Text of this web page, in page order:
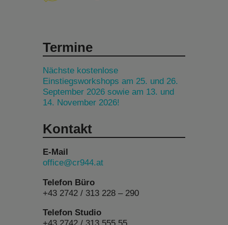
Termine
Nächste kostenlose
Einstiegsworkshops am 25. und 26.
September 2026 sowie am 13. und
14. November 2026!
Kontakt
E-Mail
office@cr944.at
Telefon Büro
+43 2742 / 313 228 – 290
Telefon Studio
+43 2742 / 313 555 55